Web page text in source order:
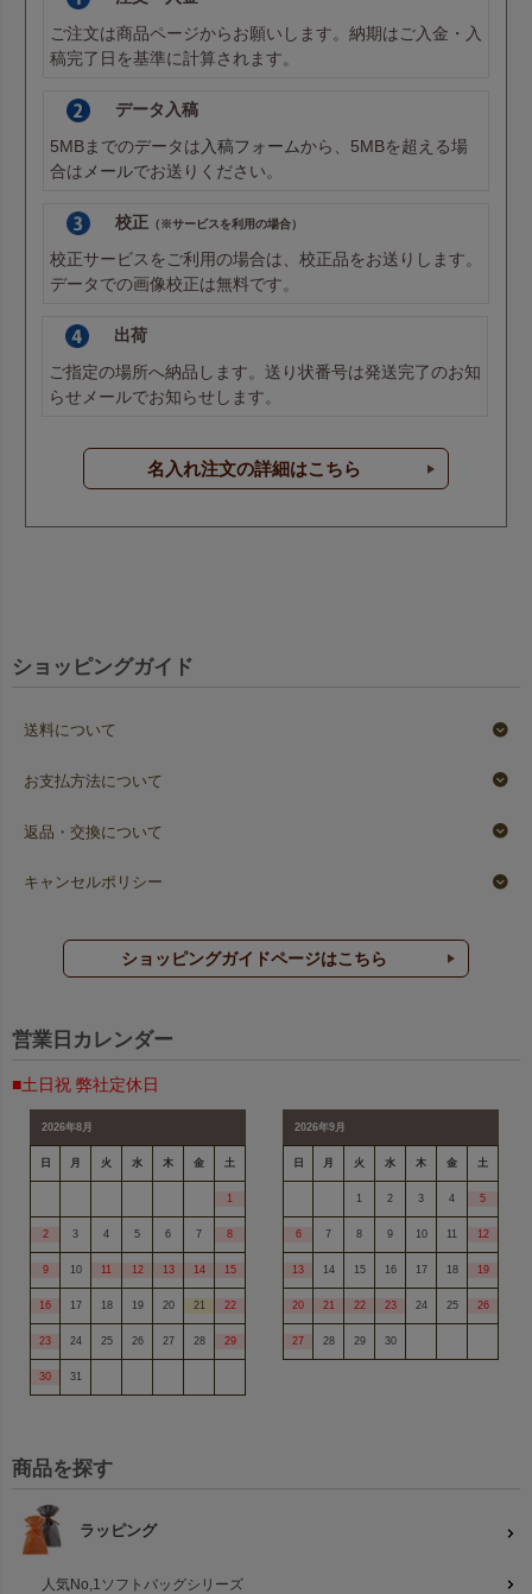
ご注文は商品ページからお願いします。納期はご入金・入
稿完了日を基準に計算されます。
データ入稿
5MBまでのデータは 入稿フォームから、5MBを超える場
合は メールでお送りください。
校正 （※サービスを利用の場合）
校正サービスをご利用の場合は、校正品をお送りします。
データでの画像校正は無料です。
出荷
ご指定の場所へ納品します。送り状番号は発送完了のお知
らせメールでお知らせします。
名入れ注文の詳細はこちら
ショッピングガイド
送料について
お支払方法について
返品・交換について
キャンセルポリシー
ショッピングガイドページはこちら
営業日カレンダー
■土日祝 弊社定休日
2026年8月
日 月 火 水 木 金 土
1
2 3 4 5 6 7 8
9 10 11 12 13 14 15
16 17 18 19 20 21 22
23 24 25 26 27 28 29
30 31
2026年9月
日 月 火 水 木 金 土
1 2 3 4 5
6 7 8 9 10 11 12
13 14 15 16 17 18 19
20 21 22 23 24 25 26
27 28 29 30
商品を探す
ラッピング
人気No,1ソフトバッグシリーズ